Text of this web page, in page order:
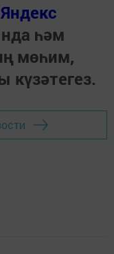
Яндекс
һәм
мөһим,